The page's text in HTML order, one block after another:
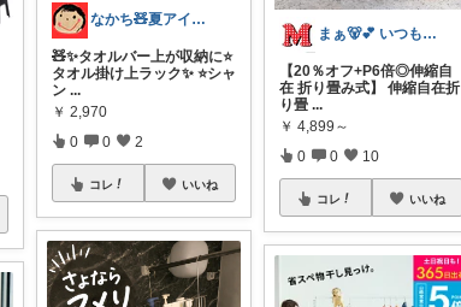
なかち🧸夏アイテム＆便利グッズ✨
🧸✨タオルバー上が収納に⭐️
タオル掛け上ラック✨ ⭐️シャ
ン ...
￥ 2,970
0 0 2
コレ いいね
まぁ🐻💕 いつもありがとう💓
【20％オフ+P6倍◎伸縮自
在 折り畳み式】 伸縮自在折
り畳 ...
￥ 4,899～
0 0 10
コレ いいね